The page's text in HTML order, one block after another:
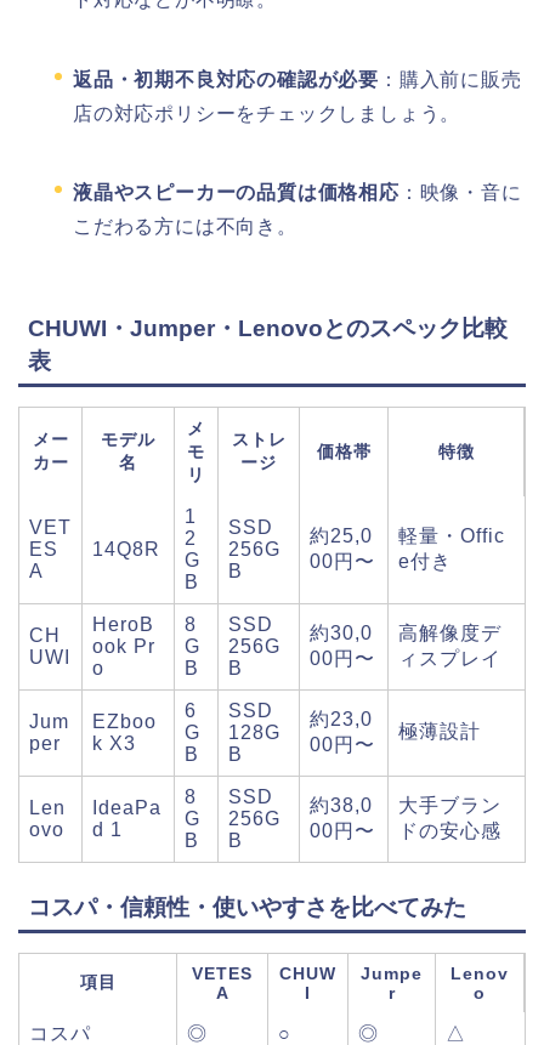
返品・初期不良対応の確認が必要 ：購入前に販売
店の対応ポリシーをチェックしましょう。
液晶やスピーカーの品質は価格相応 ：映像・音に
こだわる方には不向き。
CHUWI・Jumper・Lenovoとのスペック比較
表
メー
カー
モデル
名
メ
モ
リ
ストレ
ージ
価格帯 特徴
VET
ES
A
14Q8R
1
2
G
B
SSD
256G
B
約25,0
00円〜
軽量・Offic
e付き
CH
UWI
HeroB
ook Pr
o
8
G
B
SSD
256G
B
約30,0
00円〜
高解像度デ
ィスプレイ
Jum
per
EZboo
k X3
6
G
B
SSD
128G
B
約23,0
00円〜
極薄設計
Len
ovo
IdeaPa
d 1
8
G
B
SSD
256G
B
約38,0
00円〜
大手ブラン
ドの安心感
コスパ・信頼性・使いやすさを比べてみた
項目
VETES
A
CHUW
I
Jumpe
r
Lenov
o
コスパ ◎ ○ ◎ △